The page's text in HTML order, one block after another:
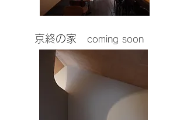
​京終の家 coming soon